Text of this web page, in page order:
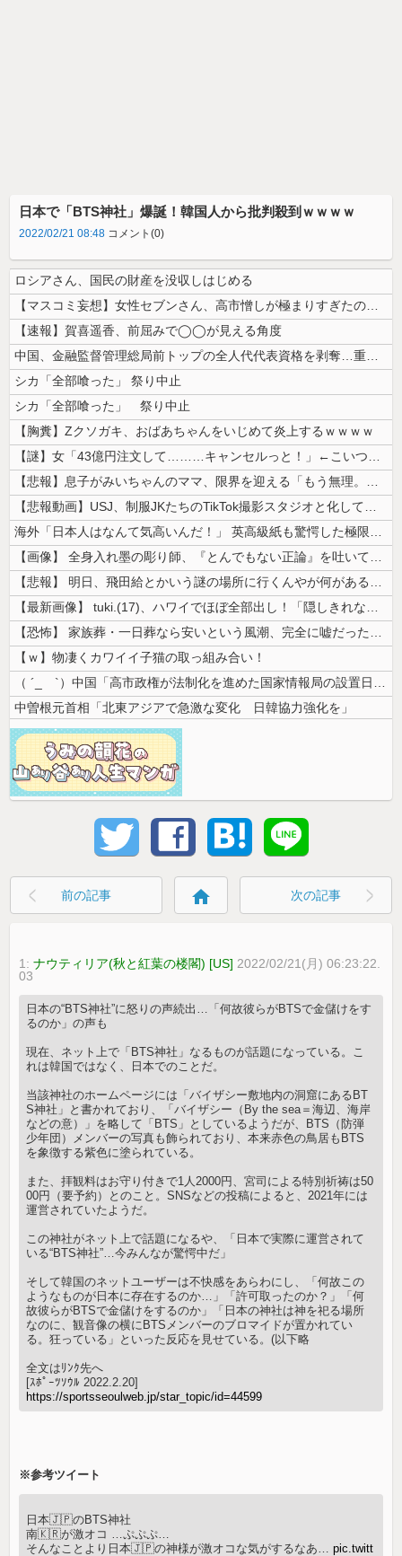
日本で「BTS神社」爆誕！韓国人から批判殺到ｗｗｗｗ
2022/02/21 08:48 コメント(0)
ロシアさん、国民の財産を没収しはじめる
【マスコミ妄想】女性セブンさん、高市憎しが極まりすぎたのか、過去一級の...
【速報】賀喜遥香、前屈みで◯◯が見える角度
中国、金融監督管理総局前トップの全人代代表資格を剥奪…重大な規律違反で...
シカ「全部喰った」 祭り中止
シカ「全部喰った」 祭り中止
【胸糞】Zクソガキ、おばあちゃんをいじめて炎上するｗｗｗｗ
【謎】女「43億円注文して………キャンセルっと！」←こいつの目的
【悲報】息子がみいちゃんのママ、限界を迎える「もう無理。普通の家庭を築...
【悲報動画】USJ、制服JKたちのTikTok撮影スタジオと化してしま...
海外「日本人はなんて気高いんだ！」 英高級紙も驚愕した極限の中の日本人...
【画像】 全身入れ墨の彫り師、『とんでもない正論』を吐いて30万再生さ...
【悲報】 明日、飛田給とかいう謎の場所に行くんやが何があるんや????...
【最新画像】 tuki.(17)、ハワイでほぼ全部出し！「隠しきれない...
【恐怖】 家族葬・一日葬なら安いという風潮、完全に嘘だった・・・・
【ｗ】物凄くカワイイ子猫の取っ組み合い！
（ ´_ゝ`）中国「高市政権が法制化を進めた国家情報局の設置日が7月3...
中曽根元首相「北東アジアで急激な変化 日韓協力強化を」
前の記事 home 次の記事
1:ナウティリア(秋と紅葉の楼閣) [US] 2022/02/21(月) 06:23:22.
03
日本の“BTS神社”に怒りの声続出…「何故彼らがBTSで金儲けをす
るのか」の声も
現在、ネット上で「BTS神社」なるものが話題になっている。こ
れは韓国ではなく、日本でのことだ。
当該神社のホームページには「バイザシー敷地内の洞窟にあるBT
S神社」と書かれており、「バイザシー（By the sea＝海辺、海岸
などの意）」を略して「BTS」としているようだが、BTS（防弾
少年団）メンバーの写真も飾られており、本来赤色の鳥居もBTS
を象徴する紫色に塗られている。
また、拝観料はお守り付きで1人2000円、宮司による特別祈祷は50
00円（要予約）とのこと。SNSなどの投稿によると、2021年には
運営されていたようだ。
この神社がネット上で話題になるや、「日本で実際に運営されて
いる“BTS神社”…今みんなが驚愕中だ」
そして韓国のネットユーザーは不快感をあらわにし、「何故この
ようなものが日本に存在するのか…」「許可取ったのか？」「何
故彼らがBTSで金儲けをするのか」「日本の神社は神を祀る場所
なのに、観音像の横にBTSメンバーのブロマイドが置かれてい
る。狂っている」といった反応を見せている。(以下略
全文はﾘﾝｸ先へ
[ｽﾎﾟｰﾂｿｳﾙ 2022.2.20]
https://sportsseoulweb.jp/star_topic/id=44599
※参考ツイート
日本🇯🇵のBTS神社
南🇰🇷が激オコ …ぷぷぷ…
そんなことより日本🇯🇵の神様が激オコな気がするなあ…pic.twitt